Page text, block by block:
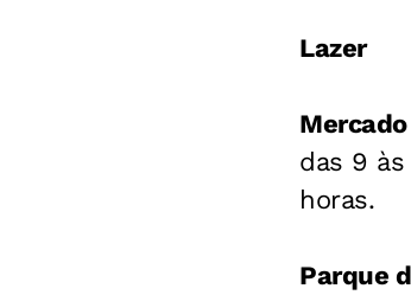
Lazer
das 9
horas.
Parque